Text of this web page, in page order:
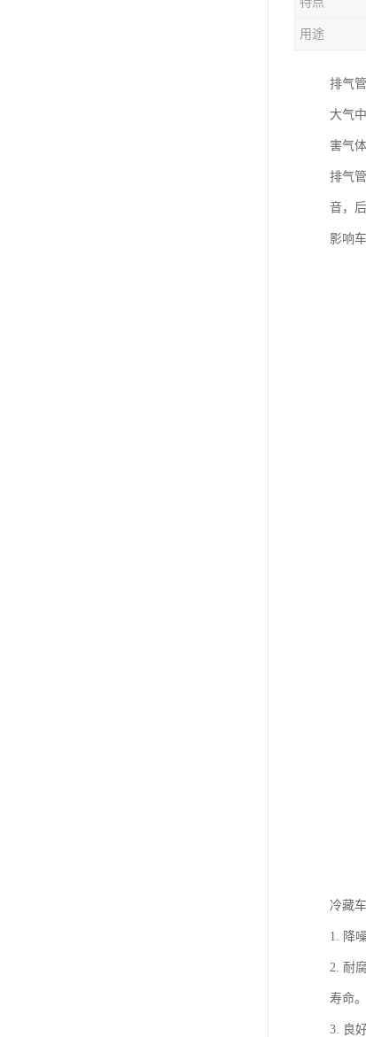
用途
排气
大气
害气
排气
音，
影响
冷藏
1. 降
2. 耐
寿命。
3. 良